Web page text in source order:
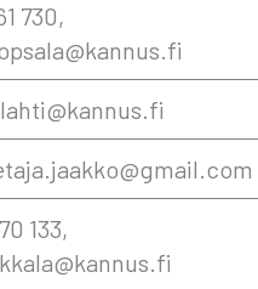
730,
133,